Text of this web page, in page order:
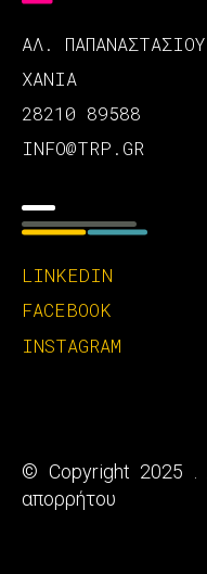
AΛ.
ΧΑΝΙΆ
28210 89588
INFO@TRP.GR
LINKEDIN
FACEBOOK
INSTAGRAM
© Copyright 2025 .
απορρήτου